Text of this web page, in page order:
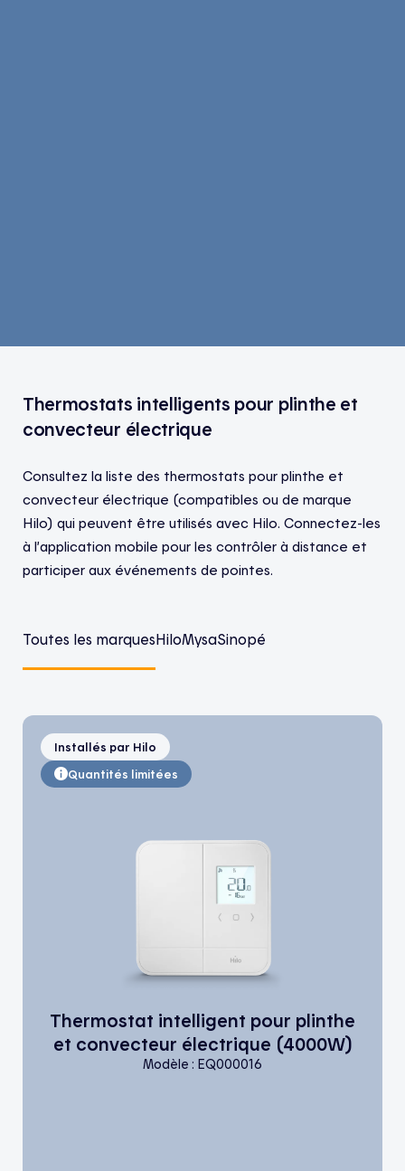
Thermostats intelligents pour plinthe et
convecteur électrique
Consultez la liste des thermostats pour plinthe et
convecteur électrique (compatibles ou de marque
Hilo) qui peuvent être utilisés avec Hilo. Connectez-les
à l’application mobile pour les contrôler à distance et
participer aux événements de pointes.
Toutes les marquesHiloMysaSinopé
Installés par Hilo
Quantités limitées
Thermostat intelligent pour plinthe
et convecteur électrique (4000W)
Modèle : EQ000016